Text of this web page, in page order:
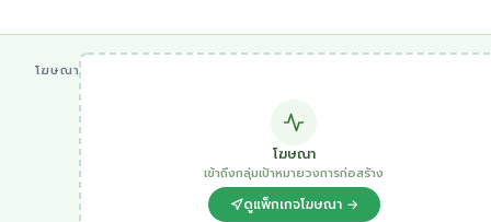
โฆษณา
โฆษณา
เข้าถึงกลุ่มเป้าหมายวงการก่อสร้าง
ดูแพ็กเกจโฆษณา →